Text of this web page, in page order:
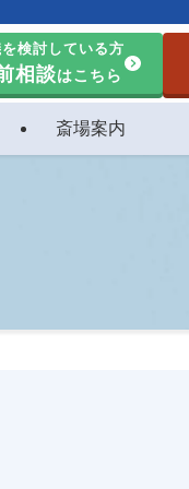
斎場案内
検討している方
相談はこちら